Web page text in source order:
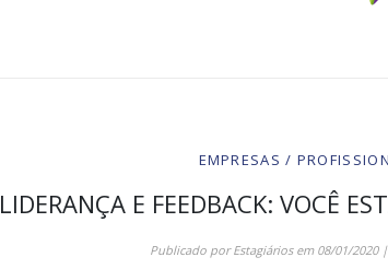
EMPRESAS /
LIDERANÇA E FEEDBACK: VOCÊ
Publicado porEstagiáriosem 08/01/2020|